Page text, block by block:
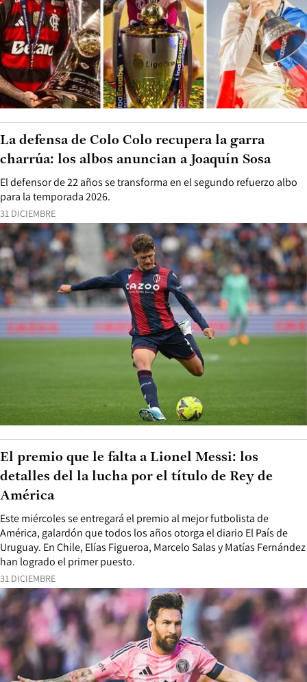
31 DICIEMBRE
El defensor de 22 años se transforma en el segundo refuerzo albo
para la temporada 2026.
La defensa de Colo Colo recupera la garra
charrúa: los albos anuncian a Joaquín Sosa
31 DICIEMBRE
Este miércoles se entregará el premio al mejor futbolista de
América, galardón que todos los años otorga el diario El País de
Uruguay. En Chile, Elías Figueroa, Marcelo Salas y Matías Fernández
han logrado el primer puesto.
El premio que le falta a Lionel Messi: los
detalles del la lucha por el título de Rey de
América